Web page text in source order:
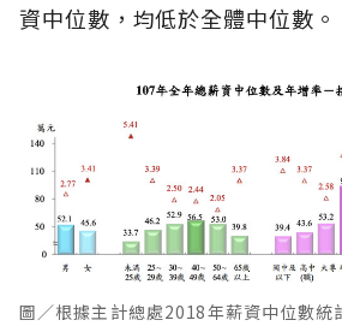
資中位數，均低於全體中位數。
圖／根據主計總處2018年薪資中位數統